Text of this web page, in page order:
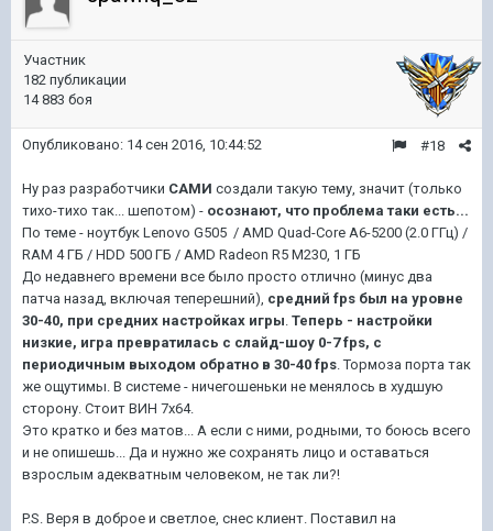
Участник
182 публикации
14 883 боя
#18
Опубликовано: 14 сен 2016, 10:44:52
Ну раз разработчики САМИ создали такую тему, значит (только
тихо-тихо так... шепотом) - осознают, что проблема таки есть...
По теме - ноутбук Lenovo G505 / AMD Quad-Core A6-5200 (2.0 ГГц) /
RAM 4 ГБ / HDD 500 ГБ / AMD Radeon R5 M230, 1 ГБ
До недавнего времени все было просто отлично (минус два
патча назад, включая теперешний), средний fps был на уровне
30-40, при средних настройках игры. Теперь - настройки
низкие, игра превратилась с слайд-шоу 0-7 fps, с
периодичным выходом обратно в 30-40 fps. Тормоза порта так
же ощутимы. В системе - ничегошеньки не менялось в худшую
сторону. Стоит ВИН 7х64.
Это кратко и без матов... А если с ними, родными, то боюсь всего
и не опишешь... Да и нужно же сохранять лицо и оставаться
взрослым адекватным человеком, не так ли?!
P.S. Веря в доброе и светлое, снес клиент. Поставил на